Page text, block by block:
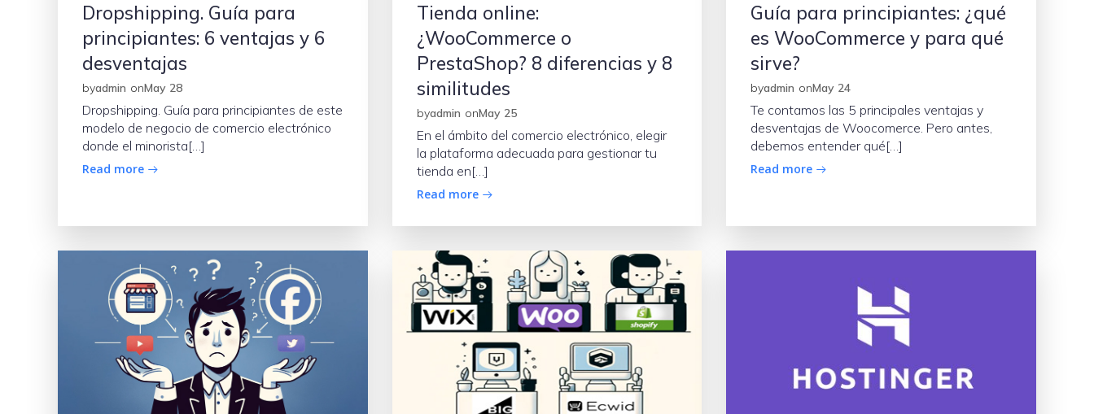
Dropshipping. Guía para
principiantes: 6 ventajas y 6
desventajas
byadmin onMay 28
Dropshipping. Guía para principiantes de este
modelo de negocio de comercio electrónico
donde el minorista[…]
Read more
Tienda online:
¿WooCommerce o
PrestaShop? 8 diferencias y 8
similitudes
byadmin onMay 25
En el ámbito del comercio electrónico, elegir
la plataforma adecuada para gestionar tu
tienda en[…]
Read more
Guía para principiantes: ¿qué
es WooCommerce y para qué
sirve?
byadmin onMay 24
Te contamos las 5 principales ventajas y
desventajas de Woocomerce. Pero antes,
debemos entender qué[…]
Read more